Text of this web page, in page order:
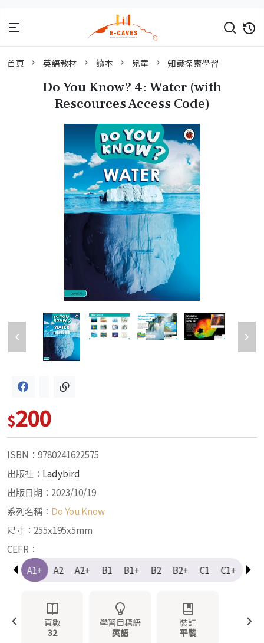
首頁 英語教材 讀本 兒童 知識探索學習
Do You Know? 4: Water (with
Rescources Access Code)
$200
ISBN：9780241622575
出版社： Ladybird
出版日期：2023/10/19
系列名稱： Do You Know
尺寸：255x195x5mm
CEFR：
A1
A1+ A2 A2+ B1 B1+ B2 B2+ C1 C1+ C2
頁數
32
學習目標語
英語
裝訂
平裝